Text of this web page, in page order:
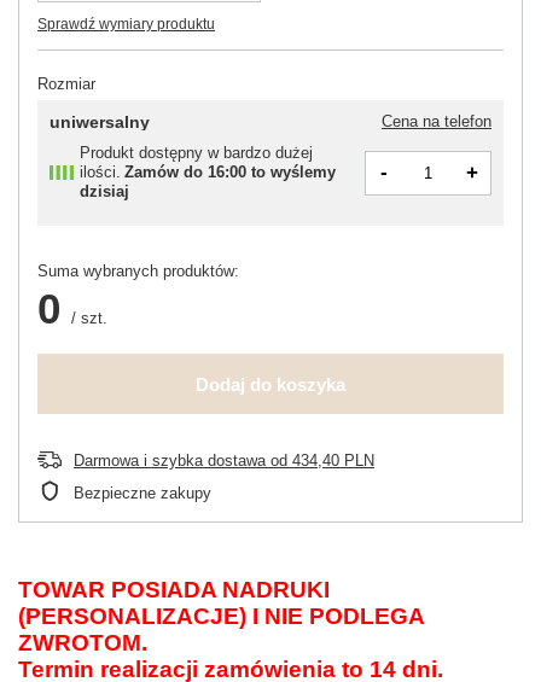
Sprawdź wymiary produktu
Rozmiar
uniwersalny
Cena na telefon
Produkt dostępny w bardzo dużej
ilości Zamów do 16:00 to wyślemy
dzisiaj
- +
Suma wybranych produktów:
0 / szt.
Dodaj do koszyka
Darmowa i szybka dostawaod 434,40 PLN
Bezpieczne zakupy
TOWAR POSIADA NADRUKI
(PERSONALIZACJE) I NIE PODLEGA
ZWROTOM.
Termin realizacji zamówienia to 14 dni.